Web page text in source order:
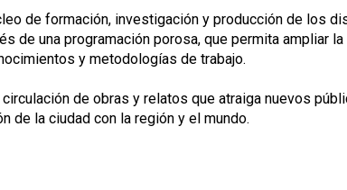
de formación, investigación y producción de los
de una programación porosa, que permita ampliar
y metodologías de trabajo.
de obras y relatos que atraiga nuevos
de la ciudad con la región y el mundo.